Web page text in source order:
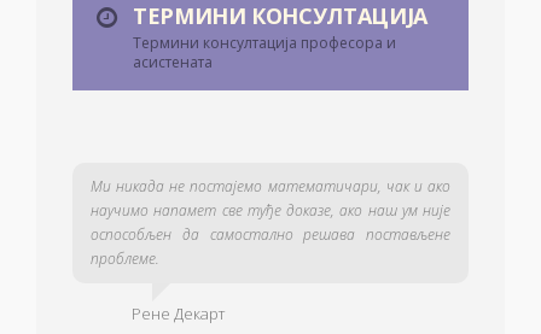
ТЕРМИНИ КОНСУЛТАЦИЈА
Термини консултација професора и
асистената
Ми никада не постајемо математичари, чак и ако
научимо напамет све туђе доказе, ако наш ум није
оспособљен да самостално решава постављене
проблеме.
Рене Декарт